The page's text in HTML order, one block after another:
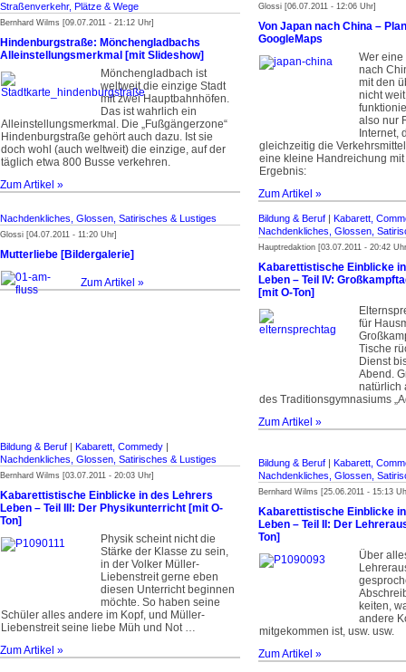
Straßenverkehr, Plätze & Wege
Bernhard Wilms [09.07.2011 - 21:12 Uhr]
Hindenburgstraße: Mönchengladbachs
Alleinstellungsmerkmal [mit Slideshow]
Mönchengladbach ist
weltweit die einzige Stadt
mit zwei Hauptbahn­höfen.
Das ist wahrlich ein
Alleinstellungsmerkmal. Die „Fußgänger­zone“
Hindenburgstraße gehört auch dazu. Ist sie
doch wohl (auch weltweit) die einzige, auf der
täglich etwa 800 Busse verkehren.
Zum Artikel »
Glossi [06.07.2011 - 12:06 Uhr]
Von Japan nach China –
GoogleMaps
Wer
nach
mit den
nicht
also nur
Internet,
gleichzeitig die
eine kleine Handreichung
Ergebnis:
Zum Artikel »
Nachdenkliches, Glossen, Satirisches & Lustiges
Glossi [04.07.2011 - 11:20 Uhr]
Mutterliebe [Bildergalerie]
Zum Artikel »
Bildung & Beruf | Kabarett,
Nachdenkliches, Glossen,
Hauptredaktion [03.07.2011 - 20:42
Kabarettistische Einblicke
Leben – Teil IV:
[mit O-Ton]
für
Tische
Dienst
Abend.
natürlich
des Traditionsgymnasiums
Zum Artikel »
Bildung & Beruf | Kabarett, Commedy |
Nachdenkliches, Glossen, Satirisches & Lustiges
Bernhard Wilms [03.07.2011 - 20:03 Uhr]
Kabarettistische Einblicke in des Lehrers
Leben – Teil III: Der Physikunterricht [mit O-
Ton]
Physik scheint nicht die
Stärke der Klasse zu sein,
in der Volker Müller-
Liebenstreit gerne eben
diesen Unterricht beginnen
möchte. So haben seine
Schüler alles andere im Kopf, und Müller-
Liebenstreit seine liebe Müh und Not …
Zum Artikel »
Bildung & Beruf | Kabarett,
Nachdenkliches, Glossen,
Bernhard Wilms [25.06.2011 - 15:13
Kabarettistische Einblicke
Leben – Teil II: Der
Ton]
Über
keiten,
andere
mitgekommen ist, usw. usw.
Zum Artikel »